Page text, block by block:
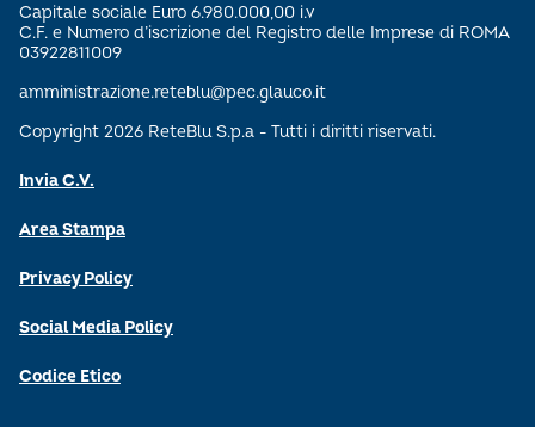
Capitale sociale Euro 6.980.000,00 i.v
C.F. e Numero d’iscrizione del Registro delle Imprese di ROMA
03922811009
amministrazione.reteblu@pec.glauco.it
Copyright 2026 ReteBlu S.p.a - Tutti i diritti riservati.
Invia C.V.
Area Stampa
Privacy Policy
Social Media Policy
Codice Etico